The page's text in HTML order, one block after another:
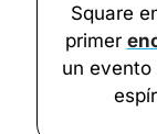
Square
primer
un evento